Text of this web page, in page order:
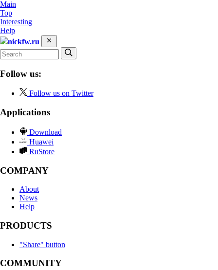
Main
Top
Interesting
Help
nickfw.ru
Follow us:
Follow us on Twitter
Applications
Download
Huawei
RuStore
COMPANY
About
News
Help
PRODUCTS
"Share" button
COMMUNITY